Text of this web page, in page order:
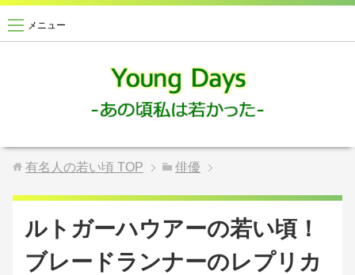
メニュー
有名人の若い頃 TOP 俳優
ルトガーハウアーの若い頃！
ブレードランナーのレプリカ